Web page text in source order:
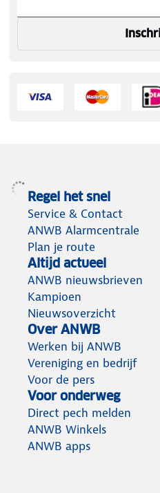
Regel het snel
Service & Contact
ANWB Alarmcentrale
Plan je route
Altijd actueel
ANWB nieuwsbrieven
Kampioen
Nieuwsoverzicht
Over ANWB
Werken bij ANWB
Vereniging en bedrijf
Voor de pers
Voor onderweg
Direct pech melden
ANWB Winkels
ANWB apps